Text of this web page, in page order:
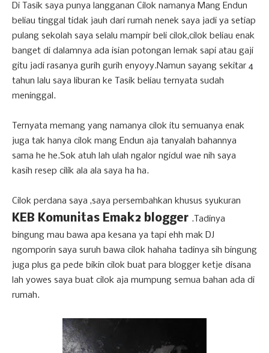
Di Tasik saya punya langganan Cilok namanya Mang Endun
beliau tinggal tidak jauh dari rumah nenek saya jadi ya setiap
pulang sekolah saya selalu mampir beli cilok,cilok beliau enak
banget di dalamnya ada isian potongan lemak sapi atau gaji
gitu jadi rasanya gurih gurih enyoyy.Namun sayang sekitar 4
tahun lalu saya liburan ke Tasik beliau ternyata sudah
meninggal.
Ternyata memang yang namanya cilok itu semuanya enak
juga tak hanya cilok mang Endun aja tanyalah bahannya
sama he he.Sok atuh lah ulah ngalor ngidul wae nih saya
kasih resep cilik ala ala saya ha ha.
Cilok perdana saya ,saya persembahkan khusus syukuran
KEB Komunitas Emak2 blogger .Tadinya
bingung mau bawa apa kesana ya tapi ehh mak DJ
ngomporin saya suruh bawa cilok hahaha tadinya sih bingung
juga plus ga pede bikin cilok buat para blogger ketje disana
lah yowes saya buat cilok aja mumpung semua bahan ada di
rumah.